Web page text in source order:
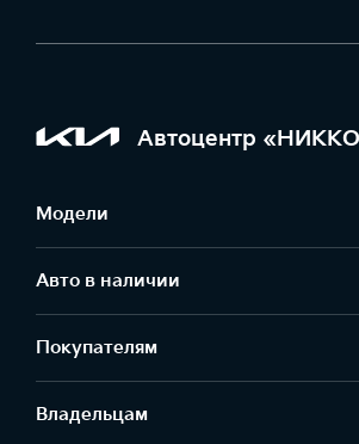
Автоцентр
Модели
Авто в наличии
Покупателям
Владельцам